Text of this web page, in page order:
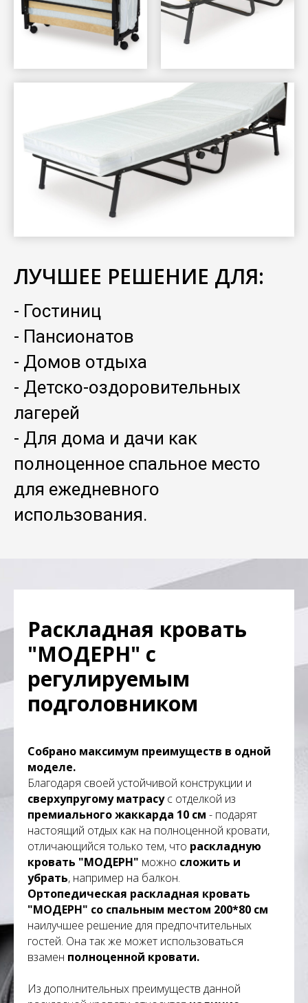
ЛУЧШЕЕ РЕШЕНИЕ ДЛЯ:
- Гостиниц
- Пансионатов
- Домов отдыха
- Детско-оздоровительных
лагерей
- Для дома и дачи как
полноценное спальное место
для ежедневного
использования.
Раскладная кровать
"МОДЕРН" с
регулируемым
подголовником
Собрано максимум преимуществ в одной
моделе.
Благодаря своей устойчивой конструкции и
сверхупругому матрасус отделкой из
премиального жаккарда 10 см - подарят
настоящий отдых как на полноценной кровати,
отличающийся только тем, что раскладную
кровать "МОДЕРН" можно сложить и
убрать, например на балкон.
Ортопедическая раскладная кровать
"МОДЕРН" со спальным местом 200*80 см
наилучшее решение для предпочтительных
гостей. Она так же может использоваться
взамен полноценной кровати.
Из дополнительных преимуществ данной